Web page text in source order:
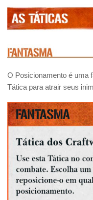
O Posicionamento é uma
Tática para atrair seus